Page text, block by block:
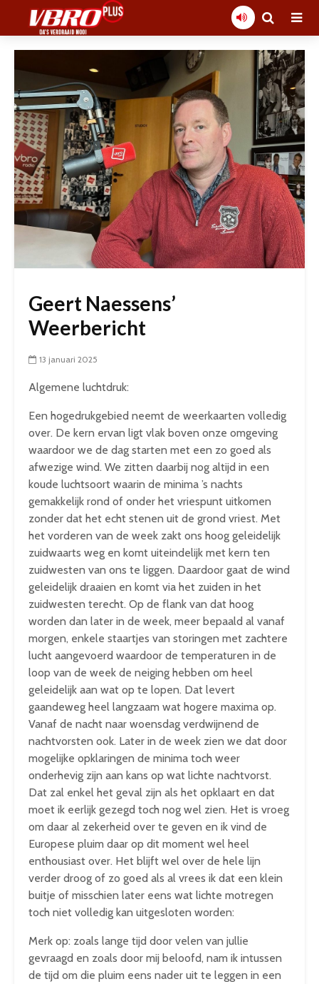
Geert Naessens’
Weerbericht
13 januari 2025
Algemene luchtdruk:
Een hogedrukgebied neemt de weerkaarten volledig
over. De kern ervan ligt vlak boven onze omgeving
waardoor we de dag starten met een zo goed als
afwezige wind. We zitten daarbij nog altijd in een
koude luchtsoort waarin de minima ’s nachts
gemakkelijk rond of onder het vriespunt uitkomen
zonder dat het echt stenen uit de grond vriest. Met
het vorderen van de week zakt ons hoog geleidelijk
zuidwaarts weg en komt uiteindelijk met kern ten
zuidwesten van ons te liggen. Daardoor gaat de wind
geleidelijk draaien en komt via het zuiden in het
zuidwesten terecht. Op de flank van dat hoog
worden dan later in de week, meer bepaald al vanaf
morgen, enkele staartjes van storingen met zachtere
lucht aangevoerd waardoor de temperaturen in de
loop van de week de neiging hebben om heel
geleidelijk aan wat op te lopen. Dat levert
gaandeweg heel langzaam wat hogere maxima op.
Vanaf de nacht naar woensdag verdwijnend de
nachtvorsten ook. Later in de week zien we dat door
mogelijke opklaringen de minima toch weer
onderhevig zijn aan kans op wat lichte nachtvorst.
Dat zal enkel het geval zijn als het opklaart en dat
moet ik eerlijk gezegd toch nog wel zien. Het is vroeg
om daar al zekerheid over te geven en ik vind de
Europese pluim daar op dit moment wel heel
enthousiast over. Het blijft wel over de hele lijn
verder droog of zo goed als al vrees ik dat een klein
buitje of misschien later eens wat lichte motregen
toch niet volledig kan uitgesloten worden:
Merk op: zoals lange tijd door velen van jullie
gevraagd en zoals door mij beloofd, nam ik intussen
de tijd om die pluim eens nader uit te leggen in een